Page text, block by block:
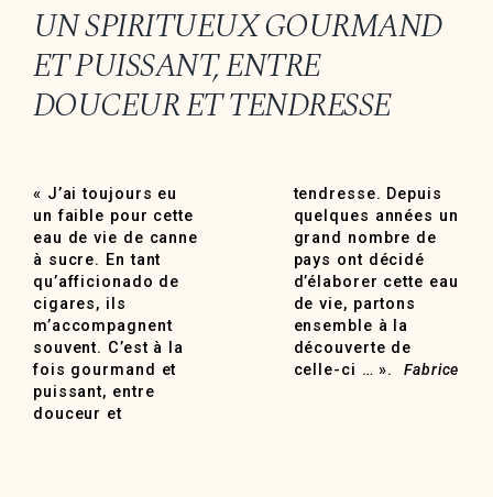
UN SPIRITUEUX GOURMAND
ET PUISSANT, ENTRE
DOUCEUR ET TENDRESSE
« J’ai toujours eu
un faible pour cette
eau de vie de canne
à sucre. En tant
qu’afficionado de
cigares, ils
m’accompagnent
souvent. C’est à la
fois gourmand et
puissant, entre
douceur et
tendresse. Depuis
quelques années un
grand nombre de
pays ont décidé
d’élaborer cette eau
de vie, partons
ensemble à la
découverte de
celle-ci … ». Fabrice